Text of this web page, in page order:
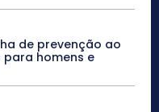
de prevenção ao
homens e